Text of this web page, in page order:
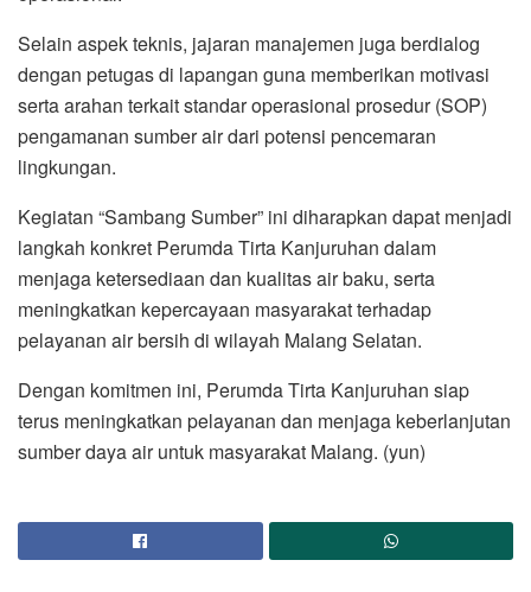
Selain aspek teknis, jajaran manajemen juga berdialog
dengan petugas di lapangan guna memberikan motivasi
serta arahan terkait standar operasional prosedur (SOP)
pengamanan sumber air dari potensi pencemaran
lingkungan.
Kegiatan “Sambang Sumber” ini diharapkan dapat menjadi
langkah konkret Perumda Tirta Kanjuruhan dalam
menjaga ketersediaan dan kualitas air baku, serta
meningkatkan kepercayaan masyarakat terhadap
pelayanan air bersih di wilayah Malang Selatan.
Dengan komitmen ini, Perumda Tirta Kanjuruhan siap
terus meningkatkan pelayanan dan menjaga keberlanjutan
sumber daya air untuk masyarakat Malang. (yun)